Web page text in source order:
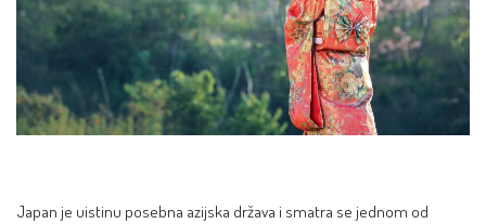
Japan je uistinu posebna azijska država i smatra se jednom od